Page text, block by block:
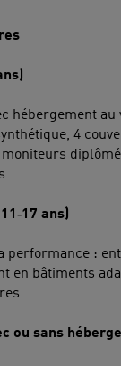
hébergement
4
ans)
performance :
en bâtiments
ou sans